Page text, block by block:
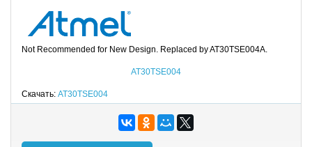
Not Recommended for New Design. Replaced by AT30TSE004A.
AT30TSE004
Скачать: AT30TSE004